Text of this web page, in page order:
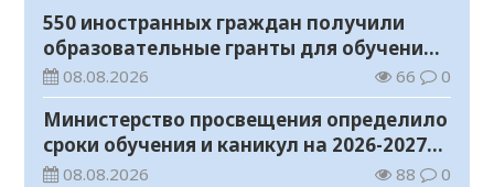
550 иностранных граждан получили
образовательные гранты для обучения в
Казахстане
08.08.2026 66 0
Министерство просвещения определило
сроки обучения и каникул на 2026-2027
учебный год
08.08.2026 88 0